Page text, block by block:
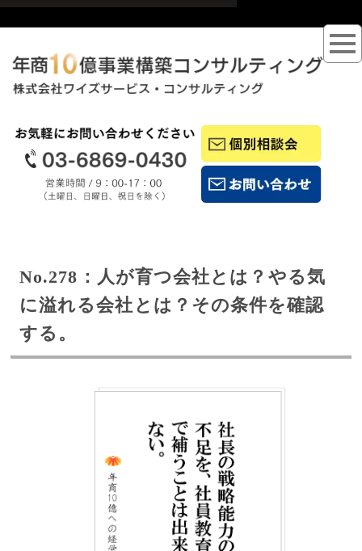
No.278 ：人が育つ会社とは？やる気
に溢れる会社とは？その条件を確認
する。